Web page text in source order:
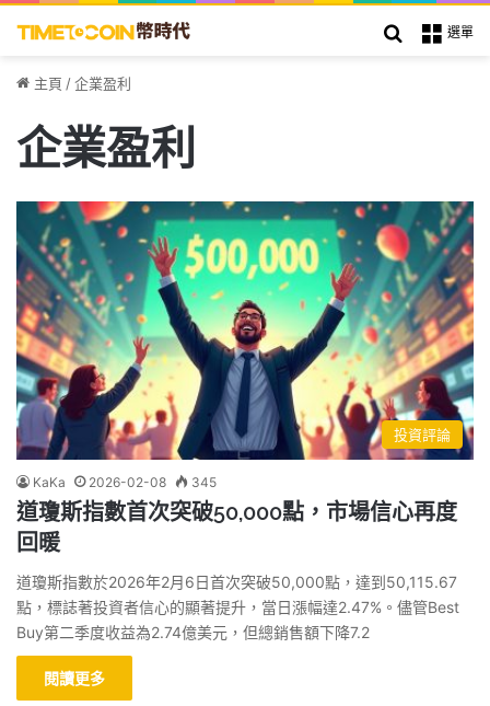
選單
搜索
主頁 /企業盈利
企業盈利
投資評論
KaKa 2026-02-08 345
道瓊斯指數首次突破50,000點，市場信心再度
回暖
道瓊斯指數於2026年2月6日首次突破50,000點，達到50,115.67
點，標誌著投資者信心的顯著提升，當日漲幅達2.47%。儘管Best
Buy第二季度收益為2.74億美元，但總銷售額下降7.2
閱讀更多